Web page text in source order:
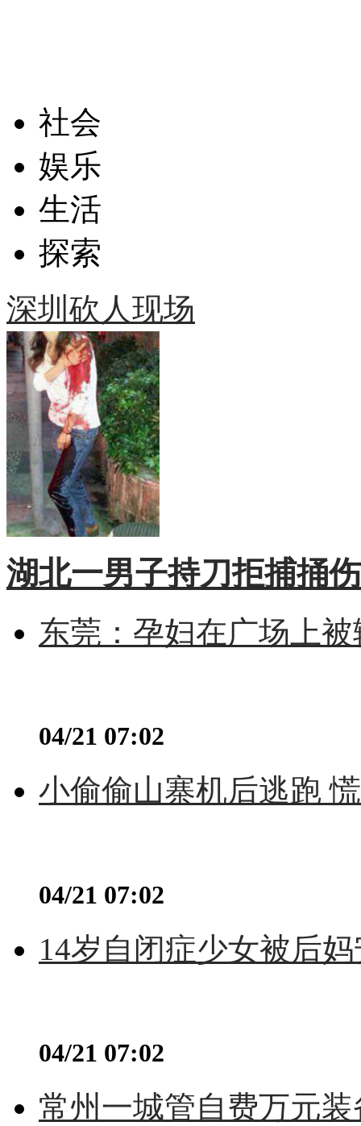
社会
娱乐
生活
探索
深圳砍人现场
湖北一男子持刀拒捕捅
东莞：孕妇在广场上
04/21 07:02
小偷偷山寨机后逃跑
04/21 07:02
14岁自闭症少女被后
04/21 07:02
常州一城管自费万元